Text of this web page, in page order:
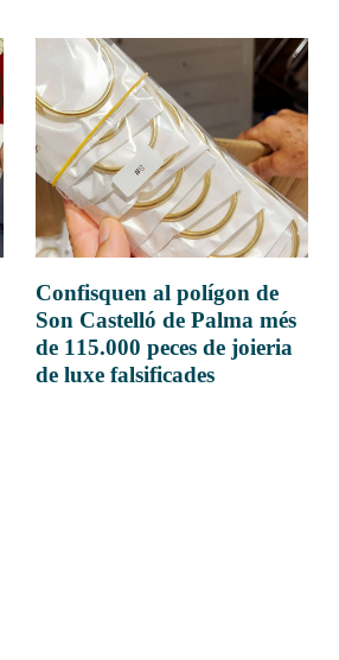
Confisquen al polígon de
Son Castelló de Palma més
de 115.000 peces de joieria
de luxe falsificades